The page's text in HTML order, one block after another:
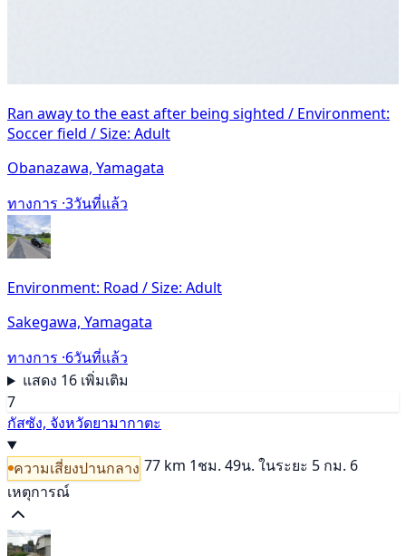
Ran away to the east after being sighted / Environment:
Soccer field / Size: Adult
Obanazawa, Yamagata
ทางการ ·3วันที่แล้ว
Environment: Road / Size: Adult
Sakegawa, Yamagata
ทางการ ·6วันที่แล้ว
แสดง 16 เพิ่มเติม
7
กัสซัง, จังหวัดยามากาตะ
ความเสี่ยงปานกลาง 77 km 1ชม. 49น. ในระยะ 5 กม. 6
เหตุการณ์